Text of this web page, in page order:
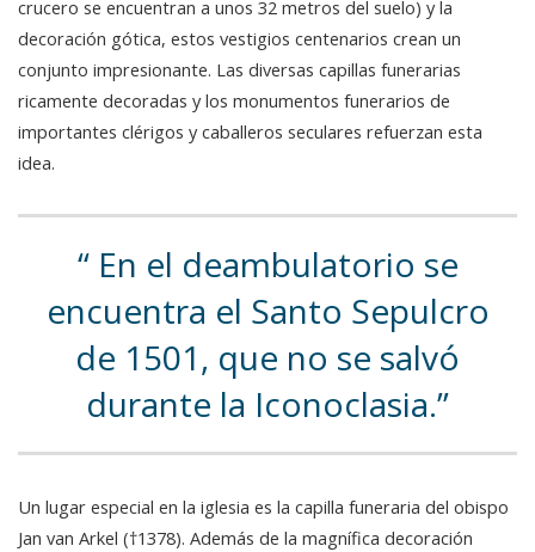
crucero se encuentran a unos 32 metros del suelo) y la
decoración gótica, estos vestigios centenarios crean un
conjunto impresionante. Las diversas capillas funerarias
ricamente decoradas y los monumentos funerarios de
importantes clérigos y caballeros seculares refuerzan esta
idea.
En el deambulatorio se
encuentra el Santo Sepulcro
de 1501, que no se salvó
durante la Iconoclasia.
Un lugar especial en la iglesia es la capilla funeraria del obispo
Jan van Arkel (†1378). Además de la magnífica decoración